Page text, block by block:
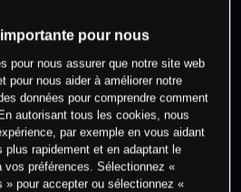
à trader
pour nous
pour nous assurer que notre site web
pour nous aider à améliorer notre
données pour comprendre comment
autorisant tous les cookies, nous
par exemple en vous aidant
plus rapidement et en adaptant le
vos préférences. Sélectionnez «
pour accepter ou sélectionnez «